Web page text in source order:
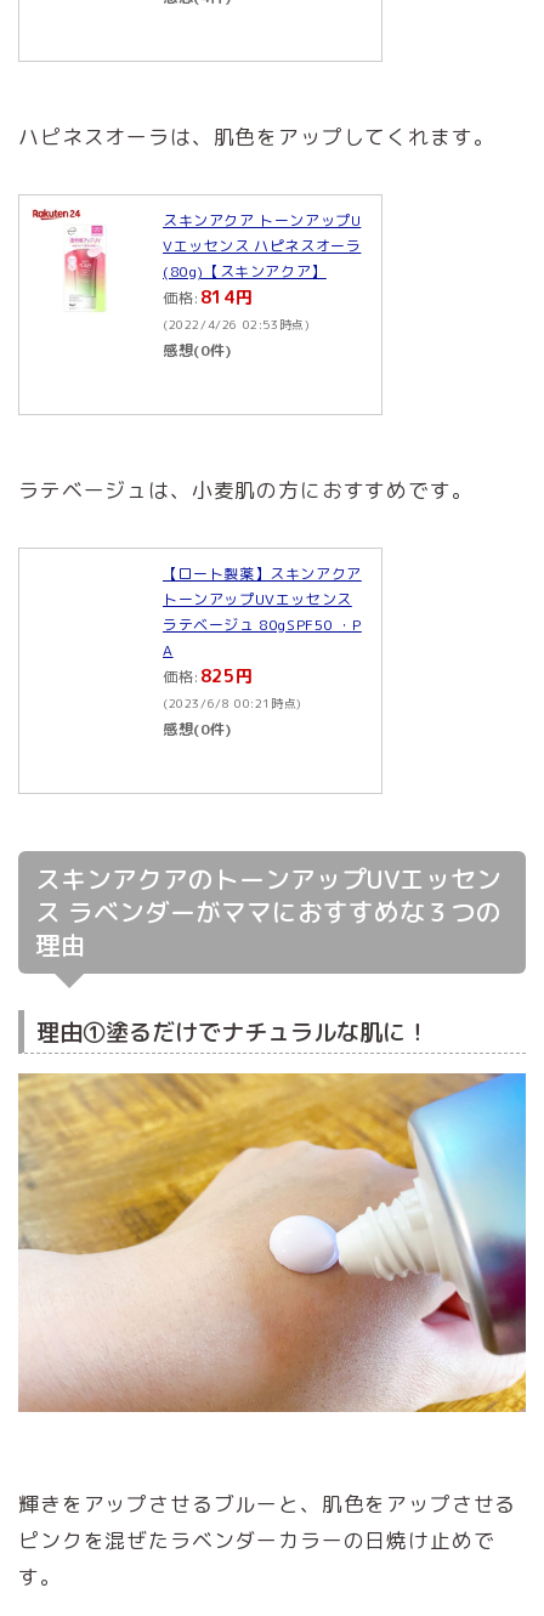
ハピネスオーラは、肌色をアップしてくれます。
スキンアクア トーンアップU
Vエッセンス ハピネスオーラ
(80g)【スキンアクア】
価格: 814円
(2022/4/26 02:53時点)
感想(0件)
ラテベージュは、小麦肌の方におすすめです。
【ロート製薬】スキンアクア
トーンアップUVエッセンス
ラテベージュ 80gSPF50 ・P
A
価格: 825円
(2023/6/8 00:21時点)
感想(0件)
スキンアクアのトーンアップUVエッセン
ス ラベンダーがママにおすすめな３つの
理由
理由①塗るだけでナチュラルな肌に！
輝きをアップさせるブルーと、肌色をアップさせる
ピンクを混ぜたラベンダーカラーの日焼け止めで
す。